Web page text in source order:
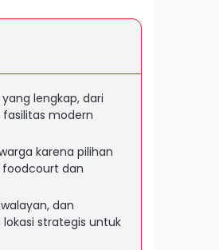
lengkap, dari
fasilitas modern
karena pilihan
dan
dan
strategis untuk